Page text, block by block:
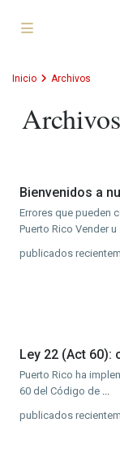
Inicio Archivos
Bienvenidos a
Errores que pueden
Puerto Rico Vender u
publicados
Ley 22 (Act 60):
Puerto Rico ha
60 del Código de ...
publicados